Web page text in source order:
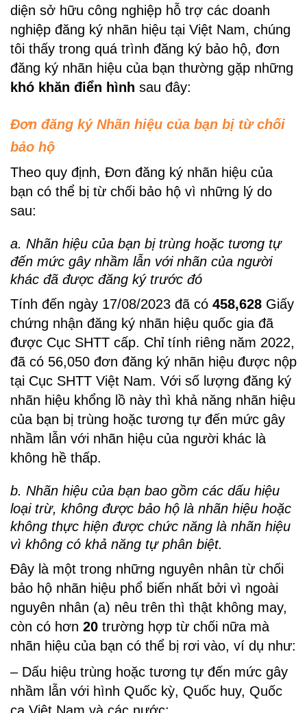
diện sở hữu công nghiệp hỗ trợ các doanh
nghiệp đăng ký nhãn hiệu tại Việt Nam, chúng
tôi thấy trong quá trình đăng ký bảo hộ, đơn
đăng ký nhãn hiệu của bạn thường gặp những
khó khăn điển hình sau đây:
Đơn đăng ký Nhãn hiệu của bạn bị từ chối
bảo hộ
Theo quy định, Đơn đăng ký nhãn hiệu của
bạn có thể bị từ chối bảo hộ vì những lý do
sau:
a. Nhãn hiệu của bạn bị trùng hoặc tương tự
đến mức gây nhầm lẫn với nhãn của người
khác đã được đăng ký trước đó
Tính đến ngày 17/08/2023 đã có 458,628 Giấy
chứng nhận đăng ký nhãn hiệu quốc gia đã
được Cục SHTT cấp. Chỉ tính riêng năm 2022,
đã có 56,050 đơn đăng ký nhãn hiệu được nộp
tại Cục SHTT Việt Nam. Với số lượng đăng ký
nhãn hiệu khổng lồ này thì khả năng nhãn hiệu
của bạn bị trùng hoặc tương tự đến mức gây
nhầm lẫn với nhãn hiệu của người khác là
không hề thấp.
b. Nhãn hiệu của bạn bao gồm các dấu hiệu
loại trừ, không được bảo hộ là nhãn hiệu hoặc
không thực hiện được chức năng là nhãn hiệu
vì không có khả năng tự phân biệt.
Đây là một trong những nguyên nhân từ chối
bảo hộ nhãn hiệu phổ biến nhất bởi vì ngoài
nguyên nhân (a) nêu trên thì thật không may,
còn có hơn 20 trường hợp từ chối nữa mà
nhãn hiệu của bạn có thể bị rơi vào, ví dụ như:
– Dấu hiệu trùng hoặc tương tự đến mức gây
nhầm lẫn với hình Quốc kỳ, Quốc huy, Quốc